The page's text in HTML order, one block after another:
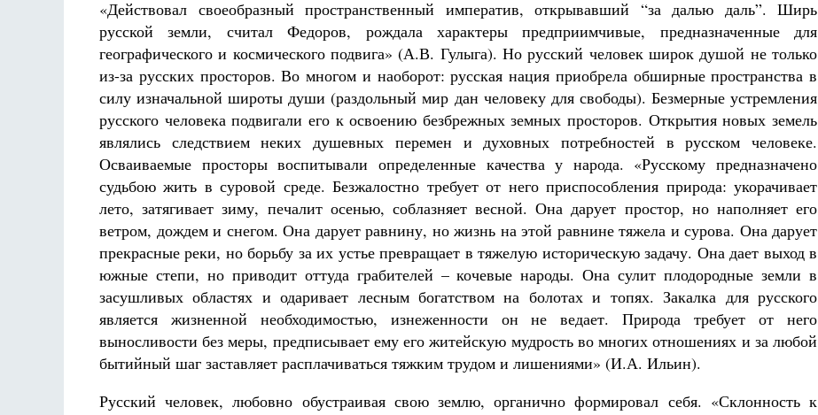
«Действовал своеобразный пространственный императив, открывавший “за далью даль”. Ширь
русской земли, считал Федоров, рождала характеры предприимчивые, предназначенные для
географического и космического подвига» (А.В. Гулыга). Но русский человек широк душой не только
из-за русских просторов. Во многом и наоборот: русская нация приобрела обширные пространства в
силу изначальной широты души (раздольный мир дан человеку для свободы). Безмерные устремления
русского человека подвигали его к освоению безбрежных земных просторов. Открытия новых земель
являлись следствием неких душевных перемен и духовных потребностей в русском человеке.
Осваиваемые просторы воспитывали определенные качества у народа. «Русскому предназначено
судьбою жить в суровой среде. Безжалостно требует от него приспособления природа: укорачивает
лето, затягивает зиму, печалит осенью, соблазняет весной. Она дарует простор, но наполняет его
ветром, дождем и снегом. Она дарует равнину, но жизнь на этой равнине тяжела и сурова. Она дарует
прекрасные реки, но борьбу за их устье превращает в тяжелую историческую задачу. Она дает выход в
южные степи, но приводит оттуда грабителей – кочевые народы. Она сулит плодородные земли в
засушливых областях и одаривает лесным богатством на болотах и топях. Закалка для русского
является жизненной необходимостью, изнеженности он не ведает. Природа требует от него
выносливости без меры, предписывает ему его житейскую мудрость во многих отношениях и за любой
бытийный шаг заставляет расплачиваться тяжким трудом и лишениями» (И.А. Ильин).
Русский человек, любовно обустраивая свою землю, органично формировал себя. «Склонность к